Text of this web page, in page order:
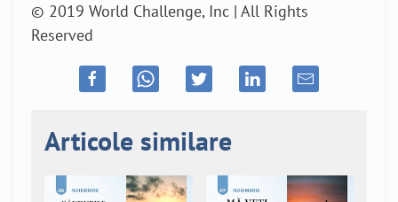
© 2019 World Challenge, Inc | All Rights
Reserved
Articole similare